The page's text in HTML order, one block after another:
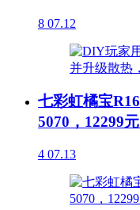
8 07.12
七彩虹橘宝
5070，12299
4 07.13